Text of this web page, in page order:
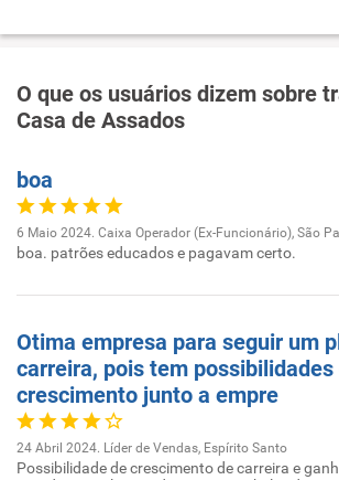
O que os usuários dizem sobre
Casa de Assados
boa
6 Maio 2024. Caixa Operador (Ex-Funcionário), São
boa. patrões educados e pagavam certo.
Otima empresa para seguir um
carreira, pois tem possibilidades
crescimento junto a empre
24 Abril 2024. Líder de Vendas, Espírito Santo
Possibilidade de crescimento de carreira e